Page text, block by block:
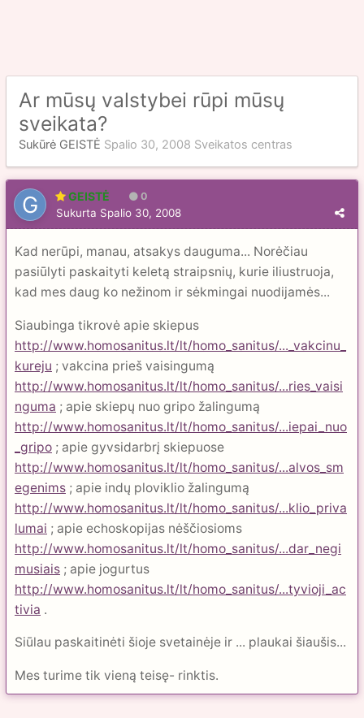
Ar mūsų valstybei rūpi mūsų
sveikata?
Sukūrė GEISTĖ Spalio 30, 2008 Sveikatos centras
GEISTĖ 0
Sukurta Spalio 30, 2008
Kad nerūpi, manau, atsakys dauguma... Norėčiau
pasiūlyti paskaityti keletą straipsnių, kurie iliustruoja,
kad mes daug ko nežinom ir sėkmingai nuodijamės...
Siaubinga tikrovė apie skiepus
http://www.homosanitus.lt/lt/homo_sanitus/..._vakcinu_
kureju ; vakcina prieš vaisingumą
http://www.homosanitus.lt/lt/homo_sanitus/...ries_vaisi
nguma ; apie skiepų nuo gripo žalingumą
http://www.homosanitus.lt/lt/homo_sanitus/...iepai_nuo
_gripo ; apie gyvsidarbrį skiepuose
http://www.homosanitus.lt/lt/homo_sanitus/...alvos_sm
egenims ; apie indų ploviklio žalingumą
http://www.homosanitus.lt/lt/homo_sanitus/...klio_priva
lumai ; apie echoskopijas nėščiosioms
http://www.homosanitus.lt/lt/homo_sanitus/...dar_negi
musiais ; apie jogurtus
http://www.homosanitus.lt/lt/homo_sanitus/...tyvioji_ac
tivia .
Siūlau paskaitinėti šioje svetainėje ir ... plaukai šiaušis...
Mes turime tik vieną teisę- rinktis.